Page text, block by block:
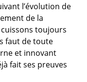
l’évolution de
de la
toujours
faut de toute
et innovant
fait ses preuves